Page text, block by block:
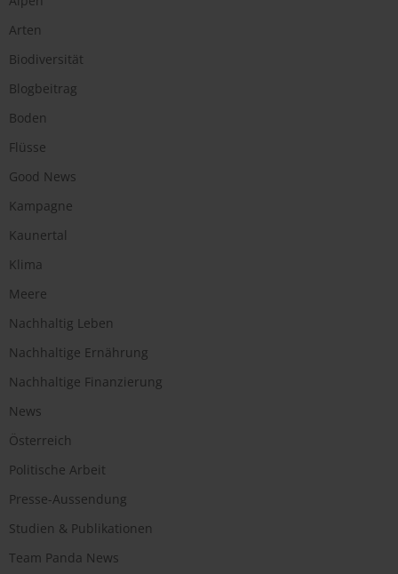
Arten
Biodiversität
Blogbeitrag
Boden
Flüsse
Good News
Kampagne
Kaunertal
Klima
Meere
Nachhaltig Leben
Nachhaltige Ernährung
Nachhaltige Finanzierung
News
Österreich
Politische Arbeit
Presse-Aussendung
Studien & Publikationen
Team Panda News